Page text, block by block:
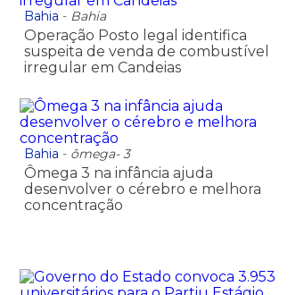
Bahia - Bahia
Operação Posto legal identifica
suspeita de venda de combustível
irregular em Candeias
Bahia - ômega- 3
Ômega 3 na infância ajuda
desenvolver o cérebro e melhora
concentração